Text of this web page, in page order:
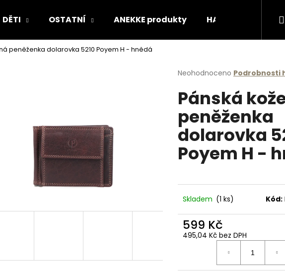
DĚTI OSTATNÍ ANEKKE produkty HANDMADE
peněženka dolarovka 5210 Poyem H - hnědá
Průměrné
produktu
je
5
hvězdiček.
Neohodnoceno Podrobnosti
Pánská
peněženka
dolarovka
Poyem H -
Skladem (1 ks) Kód:
599 Kč
495,04 Kč bez DPH
potřebujete najít?
Doporučujeme
ZÁMEK S KÓDEM NÁHRADNÍ RGL -